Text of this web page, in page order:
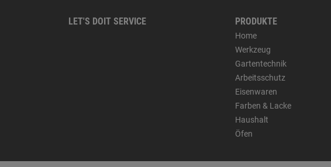
LET'S DOIT SERVICE PRODUKTE
Home
Werkzeug
Gartentechnik
Arbeitsschutz
Eisenwaren
Farben & Lacke
Haushalt
Öfen